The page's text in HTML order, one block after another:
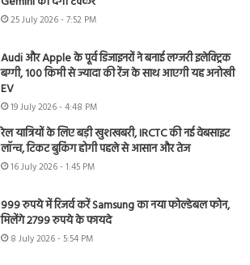
25 July 2026 - 7:52 PM
Audi और Apple के पूर्व डिजाइनरों ने बनाई लग्जरी इलेक्ट्रिक
बग्गी, 100 किमी से ज्यादा की रेंज के साथ आएगी यह अनोखी
EV
19 July 2026 - 4:48 PM
रेल यात्रियों के लिए बड़ी खुशखबरी, IRCTC की नई वेबसाइट
लॉन्च, टिकट बुकिंग होगी पहले से आसान और तेज
16 July 2026 - 1:45 PM
999 रुपये में रिजर्व करें Samsung का नया फोल्डेबल फोन,
मिलेंगे 2799 रुपये के फायदे
8 July 2026 - 5:54 PM